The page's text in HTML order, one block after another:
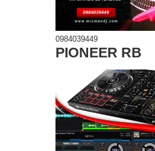
0984039449
PIONEER RB